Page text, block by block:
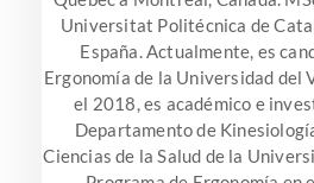
Universitat Politécnica de
España. Actualmente, es
Ergonomía de la Universidad del
el 2018, es académico e
Departamento de
Ciencias de la Salud de la